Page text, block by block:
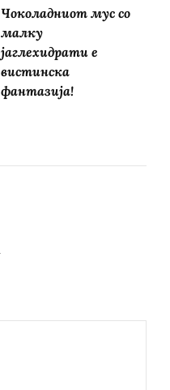
Чоколадниот мус со
малку
јаглехидрати е
вистинска
фантазија!